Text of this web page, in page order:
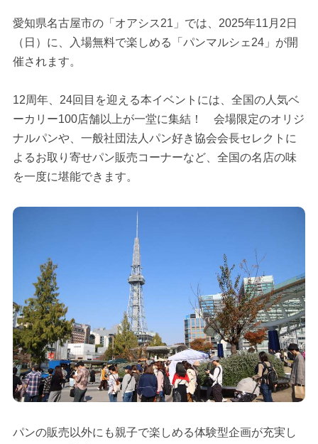
愛知県名古屋市の「オアシス21」では、2025年11月2日
（日）に、入場無料で楽しめる「パンマルシェ24」が開
催されます。
12周年、24回目を迎える本イベントには、全国の人気ベ
ーカリー100店舗以上が一堂に集結！ 会場限定のオリジ
ナルパンや、一般社団法人パン好き協会会長セレクトに
よるお取り寄せパン販売コーナーなど、全国の名店の味
を一度に堪能できます。
パンの販売以外にも親子で楽しめる体験型企画が充実し